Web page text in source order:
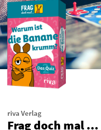
riva Verlag
Frag doch mal …